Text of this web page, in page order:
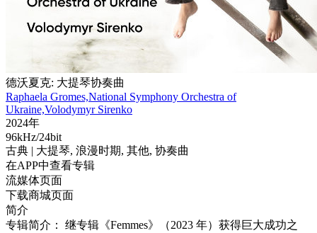
德沃夏克: 大提琴协奏曲
Raphaela Gromes,National Symphony Orchestra of
Ukraine,Volodymyr Sirenko
2024年
96kHz/24bit
古典 | 大提琴, 浪漫时期, 其他, 协奏曲
在APP中查看专辑
流媒体页面
下载商城页面
简介
专辑简介： 继专辑《Femmes》（2023 年）获得巨大成功之